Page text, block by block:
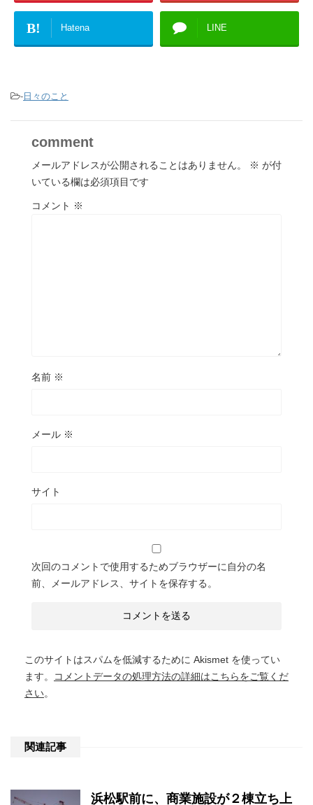
B! Hatena LINE
- 日々のこと
comment
メールアドレスが公開されることはありません。 ※ が付
いている欄は必須項目です
コメント ※
名前 ※
メール ※
サイト
次回のコメントで使用するためブラウザーに自分の名
前、メールアドレス、サイトを保存する。
このサイトはスパムを低減するために Akismet を使ってい
ます。
コメントデータの処理方法の詳細はこちらをご覧くだ
さい。
関連記事
浜松駅前に、商業施設が２棟立ち上